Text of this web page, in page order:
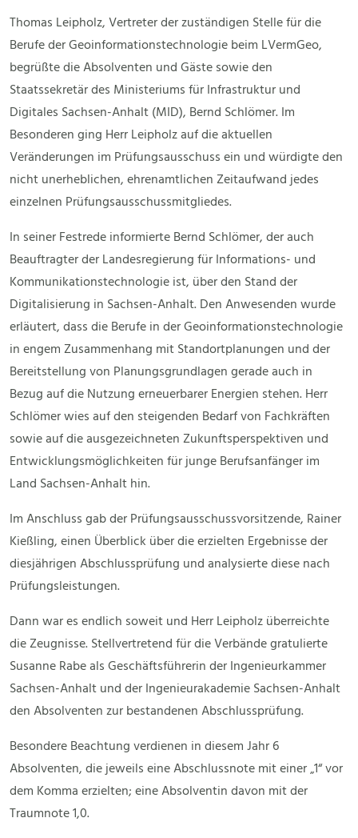
Thomas Leipholz, Vertreter der zuständigen Stelle für die
Berufe der Geoinformationstechnologie beim LVermGeo,
begrüßte die Absolventen und Gäste sowie den
Staatssekretär des Ministeriums für Infrastruktur und
Digitales Sachsen-Anhalt (MID), Bernd Schlömer. Im
Besonderen ging Herr Leipholz auf die aktuellen
Veränderungen im Prüfungsausschuss ein und würdigte den
nicht unerheblichen, ehrenamtlichen Zeitaufwand jedes
einzelnen Prüfungsausschussmitgliedes.
In seiner Festrede informierte Bernd Schlömer, der auch
Beauftragter der Landesregierung für Informations- und
Kommunikationstechnologie ist, über den Stand der
Digitalisierung in Sachsen-Anhalt. Den Anwesenden wurde
erläutert, dass die Berufe in der Geoinformationstechnologie
in engem Zusammenhang mit Standortplanungen und der
Bereitstellung von Planungsgrundlagen gerade auch in
Bezug auf die Nutzung erneuerbarer Energien stehen. Herr
Schlömer wies auf den steigenden Bedarf von Fachkräften
sowie auf die ausgezeichneten Zukunftsperspektiven und
Entwicklungsmöglichkeiten für junge Berufsanfänger im
Land Sachsen-Anhalt hin.
Im Anschluss gab der Prüfungsausschussvorsitzende, Rainer
Kießling, einen Überblick über die erzielten Ergebnisse der
diesjährigen Abschlussprüfung und analysierte diese nach
Prüfungsleistungen.
Dann war es endlich soweit und Herr Leipholz überreichte
die Zeugnisse. Stellvertretend für die Verbände gratulierte
Susanne Rabe als Geschäftsführerin der Ingenieurkammer
Sachsen-Anhalt und der Ingenieurakademie Sachsen-Anhalt
den Absolventen zur bestandenen Abschlussprüfung.
Besondere Beachtung verdienen in diesem Jahr 6
Absolventen, die jeweils eine Abschlussnote mit einer „1“ vor
dem Komma erzielten; eine Absolventin davon mit der
Traumnote 1,0.